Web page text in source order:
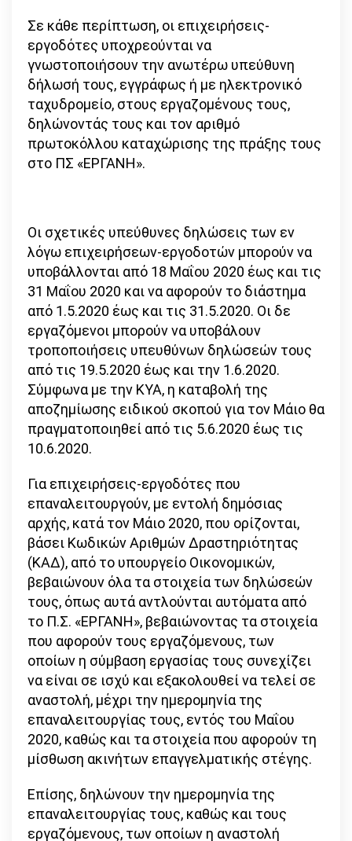
Σε κάθε περίπτωση, οι επιχειρήσεις-
εργοδότες υποχρεούνται να
γνωστοποιήσουν την ανωτέρω υπεύθυνη
δήλωσή τους, εγγράφως ή με ηλεκτρονικό
ταχυδρομείο, στους εργαζομένους τους,
δηλώνοντάς τους και τον αριθμό
πρωτοκόλλου καταχώρισης της πράξης τους
στο ΠΣ «ΕΡΓΑΝΗ».
Οι σχετικές υπεύθυνες δηλώσεις των εν
λόγω επιχειρήσεων-εργοδοτών μπορούν να
υποβάλλονται από 18 Μαΐου 2020 έως και τις
31 Μαΐου 2020 και να αφορούν το διάστημα
από 1.5.2020 έως και τις 31.5.2020. Οι δε
εργαζόμενοι μπορούν να υποβάλουν
τροποποιήσεις υπευθύνων δηλώσεών τους
από τις 19.5.2020 έως και την 1.6.2020.
Σύμφωνα με την ΚΥΑ, η καταβολή της
αποζημίωσης ειδικού σκοπού για τον Μάιο θα
πραγματοποιηθεί από τις 5.6.2020 έως τις
10.6.2020.
Για επιχειρήσεις-εργοδότες που
επαναλειτουργούν, με εντολή δημόσιας
αρχής, κατά τον Μάιο 2020, που ορίζονται,
βάσει Κωδικών Αριθμών Δραστηριότητας
(ΚΑΔ), από το υπουργείο Οικονομικών,
βεβαιώνουν όλα τα στοιχεία των δηλώσεών
τους, όπως αυτά αντλούνται αυτόματα από
το Π.Σ. «ΕΡΓΑΝΗ», βεβαιώνοντας τα στοιχεία
που αφορούν τους εργαζόμενους, των
οποίων η σύμβαση εργασίας τους συνεχίζει
να είναι σε ισχύ και εξακολουθεί να τελεί σε
αναστολή, μέχρι την ημερομηνία της
επαναλειτουργίας τους, εντός του Μαΐου
2020, καθώς και τα στοιχεία που αφορούν τη
μίσθωση ακινήτων επαγγελματικής στέγης.
Επίσης, δηλώνουν την ημερομηνία της
επαναλειτουργίας τους, καθώς και τους
εργαζόμενους, των οποίων η αναστολή